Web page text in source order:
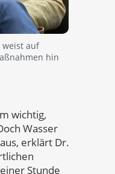
weist auf
hin
wichtig,
Wasser
erklärt Dr.
Stunde